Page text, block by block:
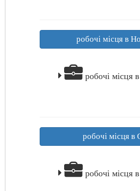
робочі місця в
робочі місця
робочі місця в
робочі місця